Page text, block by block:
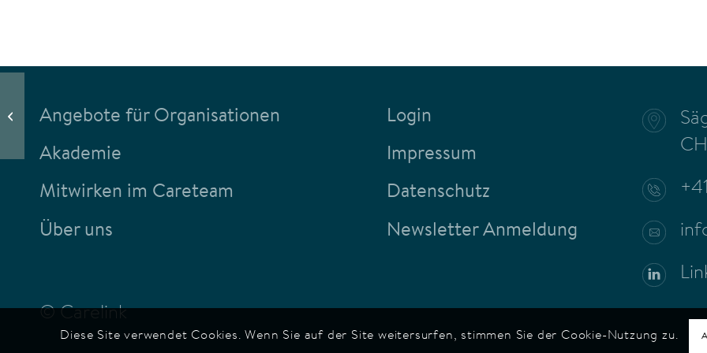
Angebote für Organisationen
Akademie
Mitwirken im Careteam
Über uns
Login
Impressum
Datenschutz
Newsletter Anmeldung
© Carelink
Ein offenes Ohr ist wichtiger als ein
gutgemeinter Rat
Diese Site verwendet Cookies. Wenn Sie auf der Site weitersurfen, stimmen Sie der Cookie-Nutzung zu.